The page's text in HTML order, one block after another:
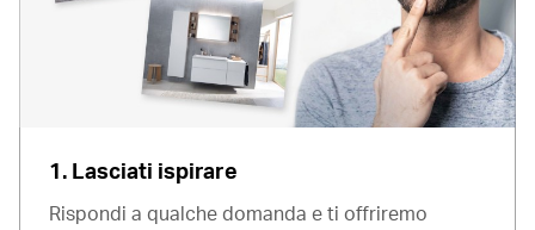
1. Lasciati ispirare
Rispondi a qualche domanda e ti offriremo